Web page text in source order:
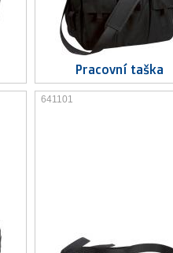
Pracovní taška
641101